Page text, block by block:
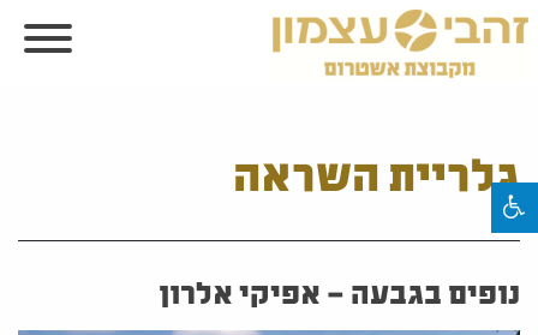
גלריית השראה
נופים בגבעה – אפיקי אלרון